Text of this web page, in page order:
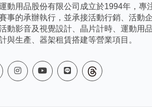
動用品股份有限公司成立於1994年，專
事的承辦執行，並承接活動行銷、活動企
動影音及視覺設計、晶片計時、運動用
與生產、器架租賃搭建等營業項目。